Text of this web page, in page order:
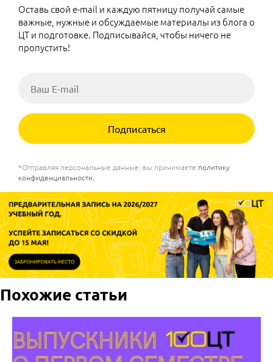
Оставь свой e-mail и каждую пятницу получай самые
важные, нужные и обсуждаемые материалы из блога о
ЦТ и подготовке. Подписывайся, чтобы ничего не
пропустить!
Подписаться
*Отправляя персональные данные, вы принимаете политику
конфиденциальности
Похожие статьи